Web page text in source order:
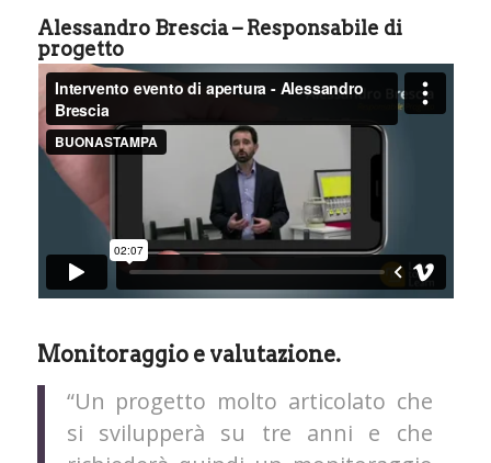
Alessandro Brescia – Responsabile di
progetto
Monitoraggio e valutazione.
“Un progetto molto articolato che
si svilupperà su tre anni e che